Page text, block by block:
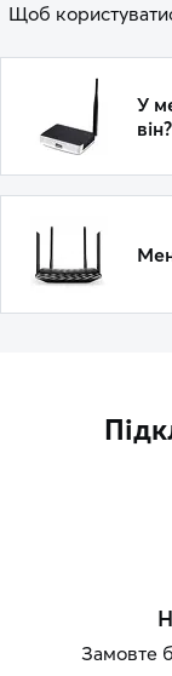
Щоб
У
він?
Замовте